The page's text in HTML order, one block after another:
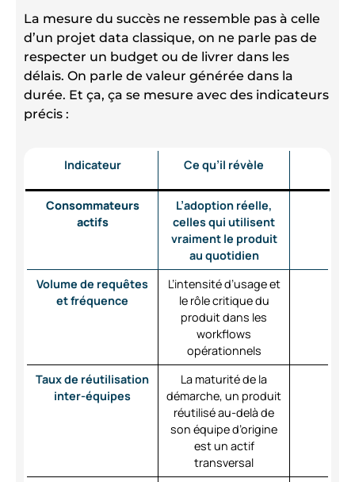
La mesure du succès ne ressemble pas à celle
d’un projet data classique, on ne parle pas de
respecter un budget ou de livrer dans les
délais. On parle de valeur générée dans la
durée. Et ça, ça se mesure avec des indicateurs
précis :
Indicateur Ce qu’il révèle
Consommateurs
actifs
L’adoption réelle,
celles qui utilisent
vraiment le produit
au quotidien
Volume de requêtes
et fréquence
L’intensité d’usage et
le rôle critique du
produit dans les
workflows
opérationnels
Taux de réutilisation
inter-équipes
La maturité de la
démarche, un produit
réutilisé au-delà de
son équipe d’origine
est un actif
transversal